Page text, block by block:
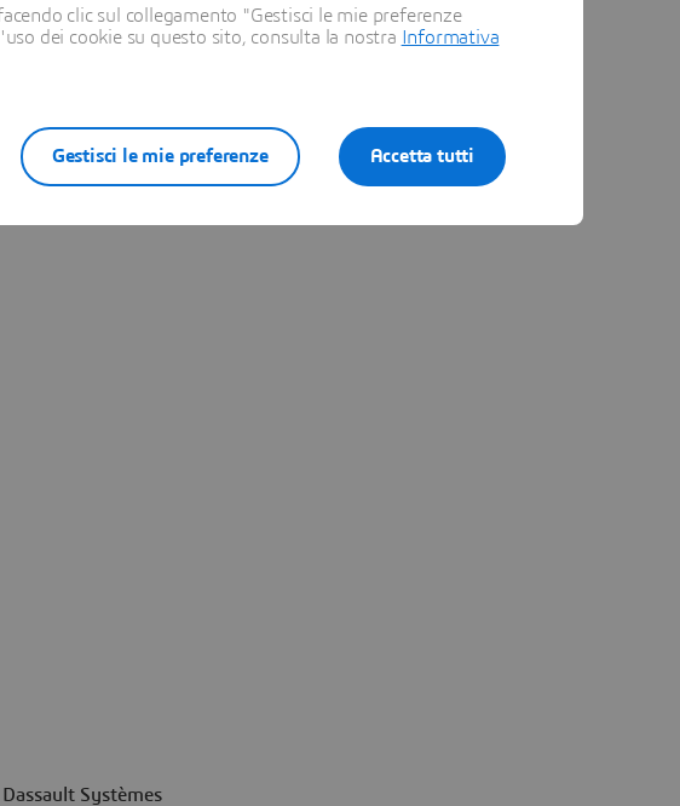
Dassault Systèmes
clic sul collegamento "Gestisci le mie preferenze
dei cookie su questo sito, consulta la nostra Informativa
Accetta tutti
Gestisci le mie preferenze